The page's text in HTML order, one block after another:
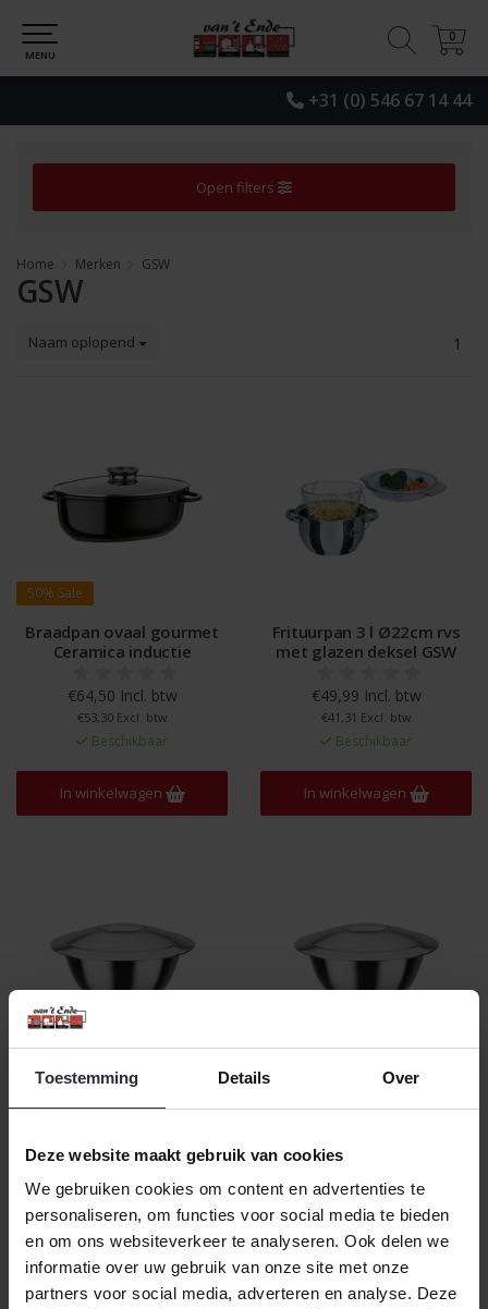
Toestemming Details Over
Deze website maakt gebruik van cookies
We gebruiken cookies om content en advertenties te
personaliseren, om functies voor social media te bieden
en om ons websiteverkeer te analyseren. Ook delen we
informatie over uw gebruik van onze site met onze
partners voor social media, adverteren en analyse. Deze
+31 (0) 546 67 14 44
0
0
MENU
Open filters
Home Merken GSW
GSW
Naam oplopend 1
50% Sale
Braadpan ovaal gourmet
Ceramica inductie
€64,50 Incl. btw
€53,30 Excl. btw
Beschikbaar
In winkelwagen
Frituurpan 3 l Ø22cm rvs
met glazen deksel GSW
€49,99 Incl. btw
€41,31 Excl. btw
Beschikbaar
In winkelwagen
Schaal Dubbelwandig
€33,05 Excl. btw
Beschikbaar
In winkelwagen
liter
€49,99 Incl. btw
In winkelwagen